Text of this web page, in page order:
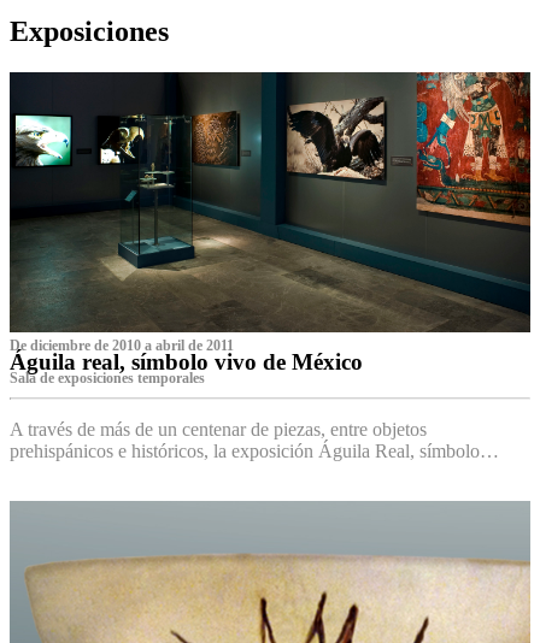
Exposiciones
De diciembre de 2010 a abril de 2011
Águila real, símbolo vivo de México
Sala de exposiciones temporales
A través de más de un centenar de piezas, entre objetos
prehispánicos e históricos, la exposición Águila Real, símbolo…